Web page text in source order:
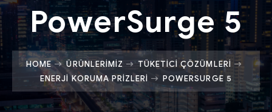
PowerSurge 5
HOME ÜRÜNLERIMIZ
TÜKETICI ÇÖZÜMLERI
ENERJI KORUMA PRIZLERI
POWERSURGE 5